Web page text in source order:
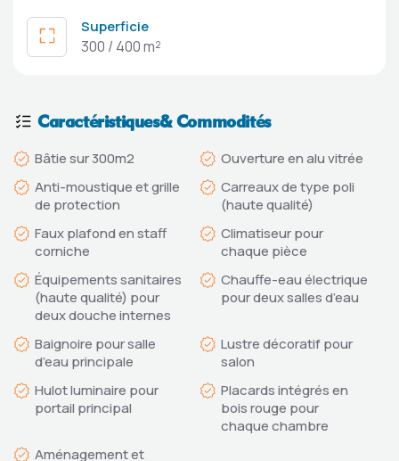
Superficie
300 / 400 m²
Caractéristiques& Commodités
Bâtie sur 300m2
Ouverture en alu vitrée
Anti-moustique et grille
de protection
Carreaux de type poli
(haute qualité)
Faux plafond en staff
corniche
Climatiseur pour
chaque pièce
Équipements sanitaires
(haute qualité) pour
deux douche internes
Chauffe-eau électrique
pour deux salles d’eau
Baignoire pour salle
d’eau principale
Lustre décoratif pour
salon
Hulot luminaire pour
portail principal
Placards intégrés en
bois rouge pour
chaque chambre
Aménagement et